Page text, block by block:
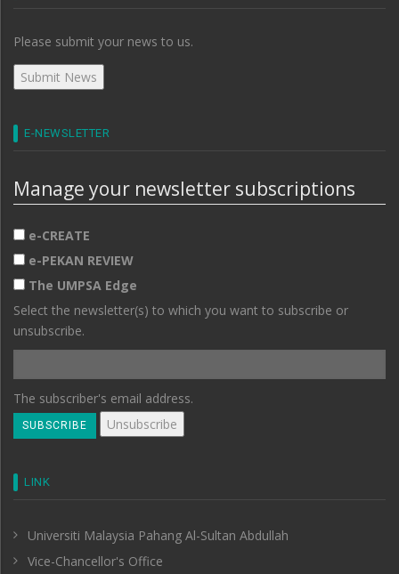
Please submit your news to us.
E-NEWSLETTER
Manage your newsletter subscriptions
e-CREATE
e-PEKAN REVIEW
The UMPSA Edge
Select the newsletter(s) to which you want to subscribe or
unsubscribe.
The subscriber's email address.
LINK
Universiti Malaysia Pahang Al-Sultan Abdullah
Vice-Chancellor's Office